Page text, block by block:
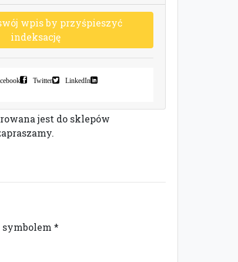
wój wpisby przyśpieszyć
indeksację
Twitter LinkedIn
jest do sklepów
symbolem *